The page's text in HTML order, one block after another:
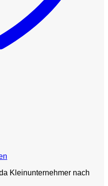
Kleinunternehmer nach